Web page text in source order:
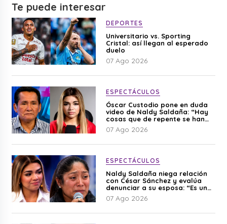
Te puede interesar
DEPORTES
Universitario vs. Sporting
Cristal: así llegan al esperado
duelo
07 Ago 2026
ESPECTÁCULOS
Óscar Custodio pone en duda
video de Naldy Saldaña: “Hay
cosas que de repente se han
editado”
07 Ago 2026
ESPECTÁCULOS
Naldy Saldaña niega relación
con César Sánchez y evalúa
denunciar a su esposa: “Es una
difamación”
07 Ago 2026